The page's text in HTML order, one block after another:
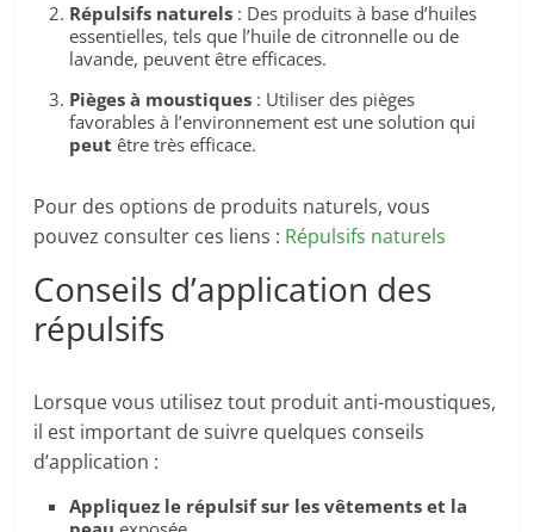
Répulsifs naturels : Des produits à base d’huiles
essentielles, tels que l’huile de citronnelle ou de
lavande, peuvent être efficaces.
Pièges à moustiques : Utiliser des pièges
favorables à l’environnement est une solution qui
peut être très efficace.
Pour des options de produits naturels, vous
pouvez consulter ces liens : Répulsifs naturels
Conseils d’application des
répulsifs
Lorsque vous utilisez tout produit anti-moustiques,
il est important de suivre quelques conseils
d’application :
Appliquez le répulsif sur les vêtements et la